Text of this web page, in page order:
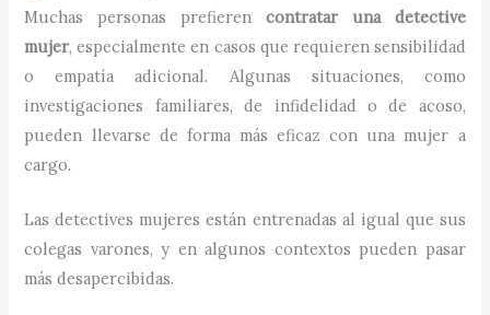
Muchas personas prefieren contratar una detective
mujer, especialmente en casos que requieren sensibilidad
o empatía adicional. Algunas situaciones, como
investigaciones familiares, de infidelidad o de acoso,
pueden llevarse de forma más eficaz con una mujer a
cargo.
Las detectives mujeres están entrenadas al igual que sus
colegas varones, y en algunos contextos pueden pasar
más desapercibidas.